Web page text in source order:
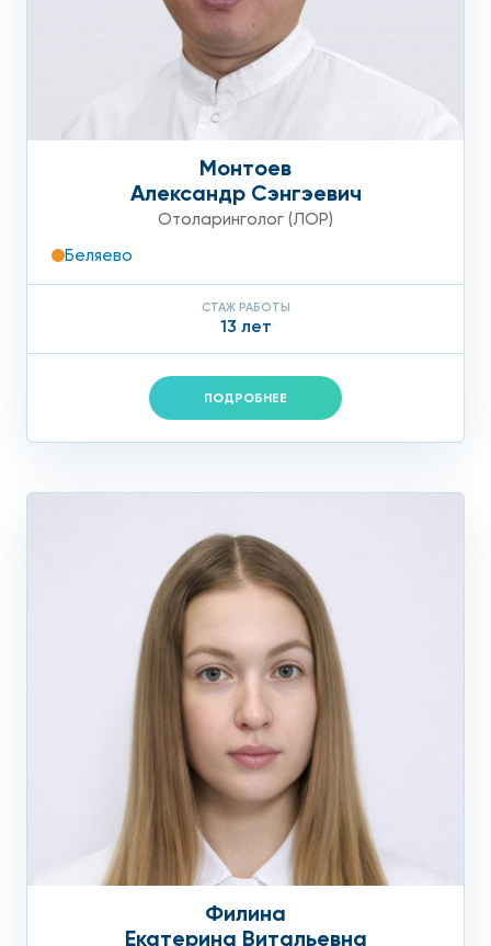
Монтоев
Александр Сэнгэевич
Отоларинголог (ЛОР)
Беляево
СТАЖ РАБОТЫ
13 лет
ПОДРОБНЕЕ
Филина
Екатерина Витальевна